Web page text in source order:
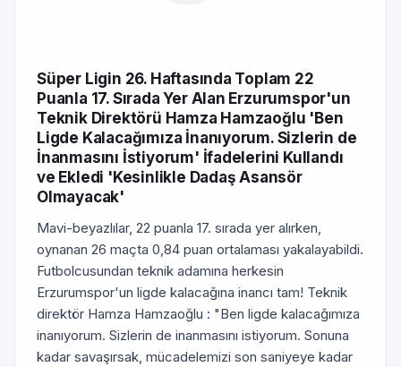
Süper Ligin 26. Haftasında Toplam 22
Puanla 17. Sırada Yer Alan Erzurumspor'un
Teknik Direktörü Hamza Hamzaoğlu 'Ben
Ligde Kalacağımıza İnanıyorum. Sizlerin de
İnanmasını İstiyorum' İfadelerini Kullandı
ve Ekledi 'Kesinlikle Dadaş Asansör
Olmayacak'
Mavi-beyazlılar, 22 puanla 17. sırada yer alırken,
oynanan 26 maçta 0,84 puan ortalaması yakalayabildi.
Futbolcusundan teknik adamına herkesin
Erzurumspor'un ligde kalacağına inancı tam! Teknik
direktör Hamza Hamzaoğlu : "Ben ligde kalacağımıza
inanıyorum. Sizlerin de inanmasını istiyorum. Sonuna
kadar savaşırsak, mücadelemizi son saniyeye kadar